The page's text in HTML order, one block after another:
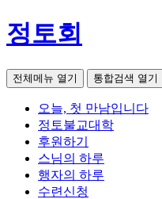
정토회
전체메뉴 열기 통합검색 열기
오늘, 첫 만남입니다
정토불교대학
후원하기
스님의 하루
행자의 하루
수련신청